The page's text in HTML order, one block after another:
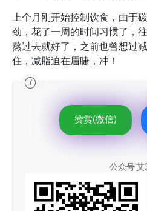
上个月刚开始控制饮食，由于
劲，花了一周的时间习惯了，
熬过去就好了，之前也曾想过
住，减脂迫在眉睫，冲！
公众号'艾